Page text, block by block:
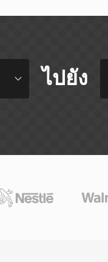
ไปยัง